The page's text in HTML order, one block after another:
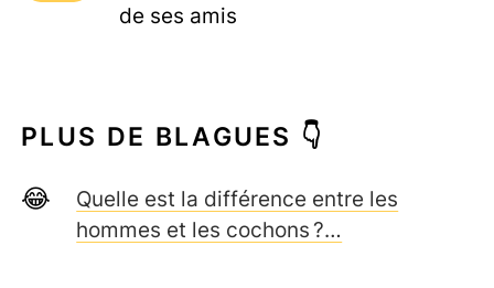
de ses amis
PLUS DE BLAGUES 👇
Quelle est la différence entre les
hommes et les cochons ?…